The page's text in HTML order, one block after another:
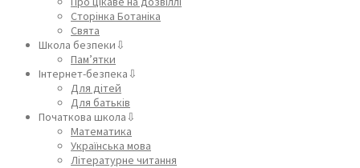
Сторінка Ботаніка
Свята
Школа безпеки⇩
Пам’ятки
Інтернет-безпека⇩
Для дітей
Для батьків
Початкова школа⇩
Математика
Українська мова
Літературне читання